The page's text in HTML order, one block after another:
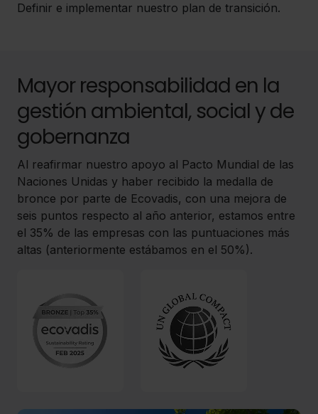
Definir e implementar nuestro plan de transición.
Mayor responsabilidad en la
gestión ambiental, social y de
gobernanza
Al reafirmar nuestro apoyo al Pacto Mundial de las
Naciones Unidas y haber recibido la medalla de
bronce por parte de Ecovadis, con una mejora de
seis puntos respecto al año anterior, estamos entre
el 35% de las empresas con las puntuaciones más
altas (anteriormente estábamos en el 50%).